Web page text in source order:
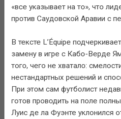
«все указывает на то», что
против Саудовской Аравии с
В тексте L’Équipe
замену в игре с Кабо-Верде
того, чего не хватало:
нестандартных решений и
При этом сам футболист
готов проводить на поле
Луис де ла Фуэнте уклонился